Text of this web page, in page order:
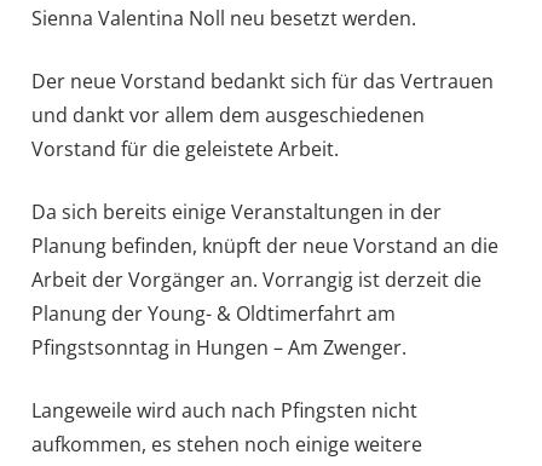
Sienna Valentina Noll neu besetzt werden.
Der neue Vorstand bedankt sich für das Vertrauen
und dankt vor allem dem ausgeschiedenen
Vorstand für die geleistete Arbeit.
Da sich bereits einige Veranstaltungen in der
Planung befinden, knüpft der neue Vorstand an die
Arbeit der Vorgänger an. Vorrangig ist derzeit die
Planung der Young- & Oldtimerfahrt am
Pfingstsonntag in Hungen – Am Zwenger.
Langeweile wird auch nach Pfingsten nicht
aufkommen, es stehen noch einige weitere